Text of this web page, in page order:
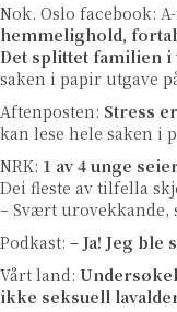
Nok. Oslo facebook:
hemmelighold,
Det splittet familien i
saken i papir utgave
Aftenposten: Stress
kan lese hele saken i
NRK: 1 av 4 unge
Dei fleste av tilfella
– Svært
Podkast: – Ja! Jeg
Vårt land:
ikke seksuell